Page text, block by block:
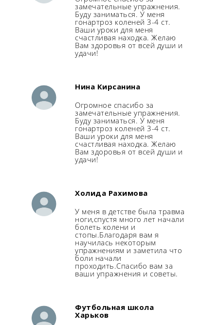
замечательные упражнения.
Буду заниматься. У меня
гонартроз коленей 3-4 ст.
Ваши уроки для меня
счастливая находка. Желаю
Вам здоровья от всей души и
удачи!
Нина Кирсанина
Огромное спасибо за
замечательные упражнения.
Буду заниматься. У меня
гонартроз коленей 3-4 ст.
Ваши уроки для меня
счастливая находка. Желаю
Вам здоровья от всей души и
удачи!
Холида Рахимова
У меня в детстве была травма
ноги,спустя много лет начали
болеть колени и
стопы.Благодаря вам я
научилась некоторым
упражнениям и заметила что
боли начали
проходить.Спасибо вам за
ваши упражнения и советы.
Футбольная школа
Харьков